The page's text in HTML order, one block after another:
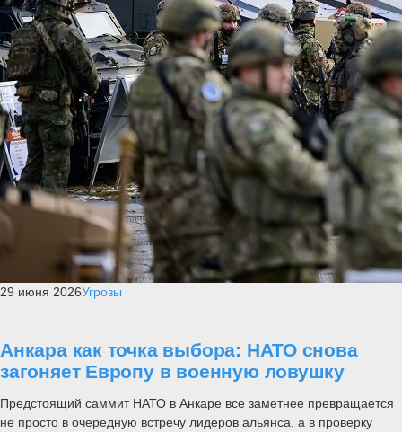
29 июня 2026Угрозы
Анкара как точка выбора: НАТО снова
загоняет Европу в военную ловушку
Предстоящий саммит НАТО в Анкаре все заметнее превращается
не просто в очередную встречу лидеров альянса, а в проверку